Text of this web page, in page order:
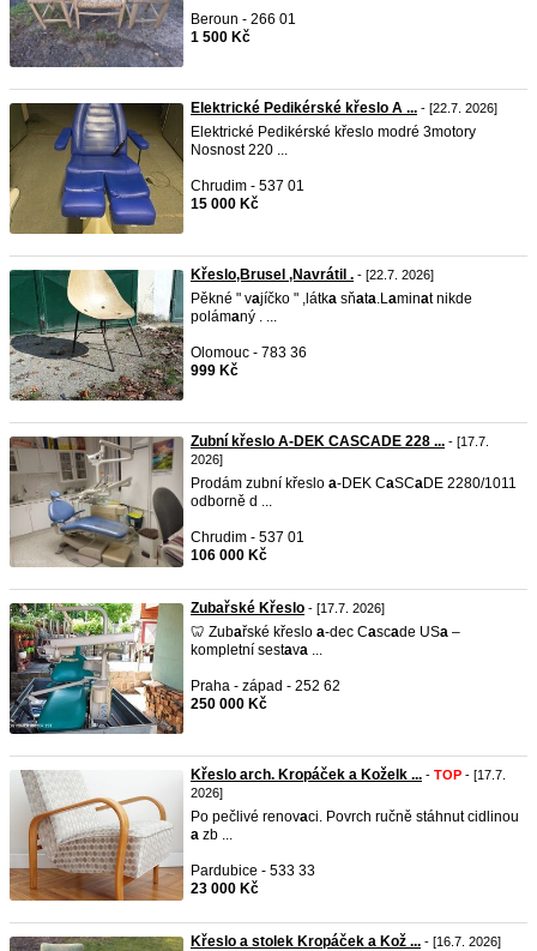
Beroun - 266 01
1 500 Kč
Elektrické Pedikérské křeslo A ... - [22.7. 2026]
Elektrické Pedikérské křeslo modré 3motory
Nosnost 220 ...
Chrudim - 537 01
15 000 Kč
Křeslo,Brusel ,Navrátil . - [22.7. 2026]
Pěkné " vajíčko " ,látka sňata.Laminat nikde
polámaný . ...
Olomouc - 783 36
999 Kč
Zubní křeslo A-DEK CASCADE 228 ... - [17.7.
2026]
Prodám zubní křeslo a-DEK CaSCaDE 2280/1011
odborně d ...
Chrudim - 537 01
106 000 Kč
Zubařské Křeslo - [17.7. 2026]
🦷 Zubařské křeslo a-dec Cascade USa –
kompletní sestava ...
Praha - západ - 252 62
250 000 Kč
Křeslo arch. Kropáček a Koželk ... - TOP - [17.7.
2026]
Po pečlivé renovaci. Povrch ručně stáhnut cidlinou
a zb ...
Pardubice - 533 33
23 000 Kč
Křeslo a stolek Kropáček a Kož ... - [16.7. 2026]